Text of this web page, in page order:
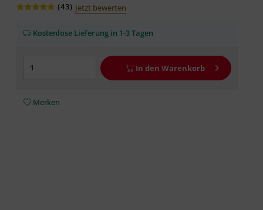
(43) Jetzt bewerten
Kostenlose Lieferung in 1-3 Tagen
In den Warenkorb
Merken